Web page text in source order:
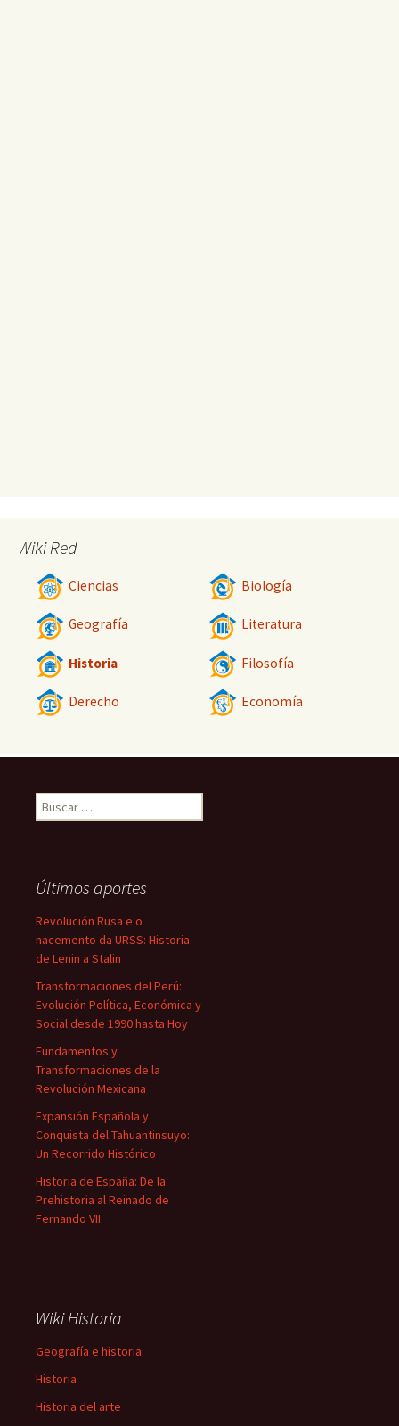
Wiki Red
Ciencias Biología
Geografía Literatura
Historia Filosofía
Derecho Economía
Buscar:
Últimos aportes
Revolución Rusa e o
nacemento da URSS: Historia
de Lenin a Stalin
Transformaciones del Perú:
Evolución Política, Económica y
Social desde 1990 hasta Hoy
Fundamentos y
Transformaciones de la
Revolución Mexicana
Expansión Española y
Conquista del Tahuantinsuyo:
Un Recorrido Histórico
Historia de España: De la
Prehistoria al Reinado de
Fernando VII
Wiki Historia
Geografía e historia
Historia
Historia del arte